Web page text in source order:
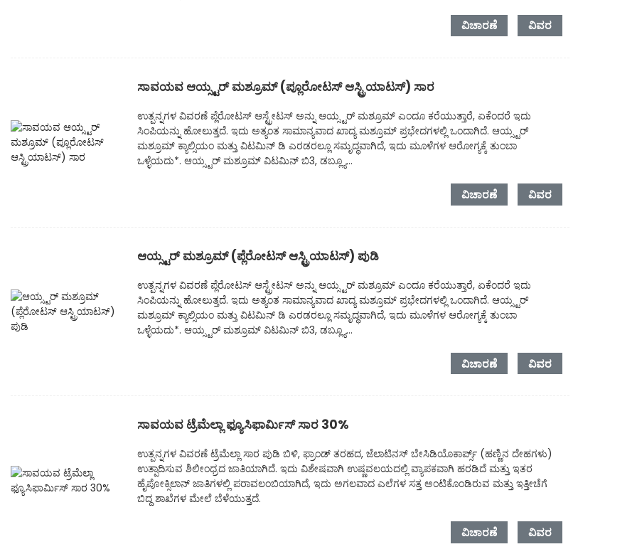
ವಿಚಾರಣೆ ವಿವರ
ಸಾವಯವ ಆಯ್ಸ್ಟರ್ ಮಶ್ರೂಮ್ (ಪ್ಲೂರೋಟಸ್ ಆಸ್ಟ್ರಿಯಾಟಸ್) ಸಾರ
ಉತ್ಪನ್ನಗಳ ವಿವರಣೆ ಪ್ಲೆರೋಟಸ್ ಆಸ್ಟ್ರೇಟಸ್ ಅನ್ನು ಆಯ್ಸ್ಟರ್ ಮಶ್ರೂಮ್ ಎಂದೂ ಕರೆಯುತ್ತಾರೆ, ಏಕೆಂದರೆ ಇದು
ಸಿಂಪಿಯನ್ನು ಹೋಲುತ್ತದೆ. ಇದು ಅತ್ಯಂತ ಸಾಮಾನ್ಯವಾದ ಖಾದ್ಯ ಮಶ್ರೂಮ್ ಪ್ರಭೇದಗಳಲ್ಲಿ ಒಂದಾಗಿದೆ. ಆಯ್ಸ್ಟರ್
ಮಶ್ರೂಮ್ ಕ್ಯಾಲ್ಸಿಯಂ ಮತ್ತು ವಿಟಮಿನ್ ಡಿ ಎರಡರಲ್ಲೂ ಸಮೃದ್ಧವಾಗಿದೆ, ಇದು ಮೂಳೆಗಳ ಆರೋಗ್ಯಕ್ಕೆ ತುಂಬಾ
ಒಳ್ಳೆಯದು*. ಆಯ್ಸ್ಟರ್ ಮಶ್ರೂಮ್ ವಿಟಮಿನ್ ಬಿ3, ಡಬ್ಲ್ಯೂ...
ವಿಚಾರಣೆ ವಿವರ
ಆಯ್ಸ್ಟರ್ ಮಶ್ರೂಮ್ (ಪ್ಲೆರೋಟಸ್ ಆಸ್ಟ್ರಿಯಾಟಸ್) ಪುಡಿ
ಉತ್ಪನ್ನಗಳ ವಿವರಣೆ ಪ್ಲೆರೋಟಸ್ ಆಸ್ಟ್ರೇಟಸ್ ಅನ್ನು ಆಯ್ಸ್ಟರ್ ಮಶ್ರೂಮ್ ಎಂದೂ ಕರೆಯುತ್ತಾರೆ, ಏಕೆಂದರೆ ಇದು
ಸಿಂಪಿಯನ್ನು ಹೋಲುತ್ತದೆ. ಇದು ಅತ್ಯಂತ ಸಾಮಾನ್ಯವಾದ ಖಾದ್ಯ ಮಶ್ರೂಮ್ ಪ್ರಭೇದಗಳಲ್ಲಿ ಒಂದಾಗಿದೆ. ಆಯ್ಸ್ಟರ್
ಮಶ್ರೂಮ್ ಕ್ಯಾಲ್ಸಿಯಂ ಮತ್ತು ವಿಟಮಿನ್ ಡಿ ಎರಡರಲ್ಲೂ ಸಮೃದ್ಧವಾಗಿದೆ, ಇದು ಮೂಳೆಗಳ ಆರೋಗ್ಯಕ್ಕೆ ತುಂಬಾ
ಒಳ್ಳೆಯದು*. ಆಯ್ಸ್ಟರ್ ಮಶ್ರೂಮ್ ವಿಟಮಿನ್ ಬಿ3, ಡಬ್ಲ್ಯೂ...
ವಿಚಾರಣೆ ವಿವರ
ಸಾವಯವ ಟ್ರೆಮೆಲ್ಲಾ ಫ್ಯೂಸಿಫಾರ್ಮಿಸ್ ಸಾರ 30%
ಉತ್ಪನ್ನಗಳ ವಿವರಣೆ ಟ್ರೆಮೆಲ್ಲಾ ಸಾರ ಪುಡಿ ಬಿಳಿ, ಫ್ರಾಂಡ್ ತರಹದ, ಜೆಲಾಟಿನಸ್ ಬೇಸಿಡಿಯೊಕಾರ್ಪ್ಸ್ (ಹಣ್ಣಿನ ದೇಹಗಳು)
ಉತ್ಪಾದಿಸುವ ಶಿಲೀಂಧ್ರದ ಜಾತಿಯಾಗಿದೆ. ಇದು ವಿಶೇಷವಾಗಿ ಉಷ್ಣವಲಯದಲ್ಲಿ ವ್ಯಾಪಕವಾಗಿ ಹರಡಿದೆ ಮತ್ತು ಇತರ
ಹೈಪೋಕ್ಸಿಲಾನ್ ಜಾತಿಗಳಲ್ಲಿ ಪರಾವಲಂಬಿಯಾಗಿದೆ, ಇದು ಅಗಲವಾದ ಎಲೆಗಳ ಸತ್ತ ಅಂಟಿಕೊಂಡಿರುವ ಮತ್ತು ಇತ್ತೀಚೆಗೆ
ಬಿದ್ದ ಶಾಖೆಗಳ ಮೇಲೆ ಬೆಳೆಯುತ್ತದೆ.
ವಿಚಾರಣೆ ವಿವರ